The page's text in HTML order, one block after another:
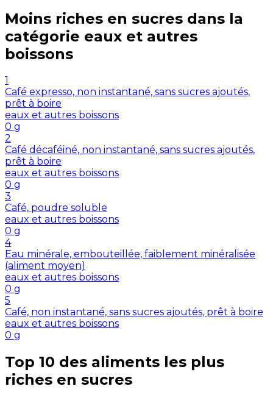
Moins riches en sucres dans la
catégorie eaux et autres
boissons
1
Café expresso, non instantané, sans sucres ajoutés,
prêt à boire
eaux et autres boissons
0 g
2
Café décaféiné, non instantané, sans sucres ajoutés,
prêt à boire
eaux et autres boissons
0 g
3
Café, poudre soluble
eaux et autres boissons
0 g
4
Eau minérale, embouteillée, faiblement minéralisée
(aliment moyen)
eaux et autres boissons
0 g
5
Café, non instantané, sans sucres ajoutés, prêt à boire
eaux et autres boissons
0 g
Top 10 des aliments les plus
riches en sucres